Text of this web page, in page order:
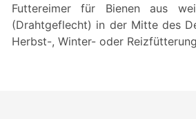
Futtereimer für Bienen aus
(Drahtgeflecht) in der Mitte des
Herbst-, Winter- oder